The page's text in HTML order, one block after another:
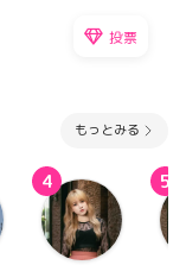
投票
もっとみる
4 5